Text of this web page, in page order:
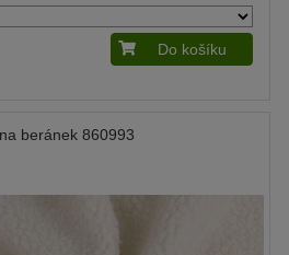
Do košíku
beránek 860993